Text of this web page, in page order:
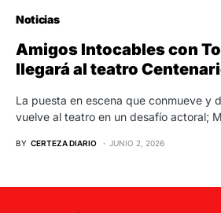
Noticias
Amigos Intocables con
llegará al teatro
La puesta en escena que conmueve y
vuelve al teatro en un desafío actoral;
BY CERTEZA DIARIO JUNIO 2, 2026